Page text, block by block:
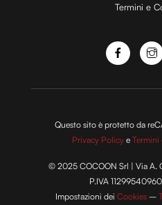
Termini e
Questo sito è protetto da
Privacy Policy eTermini
© 2025 COCOON Srl | Via A.
P.IVA
Impostazioni deiCookies –